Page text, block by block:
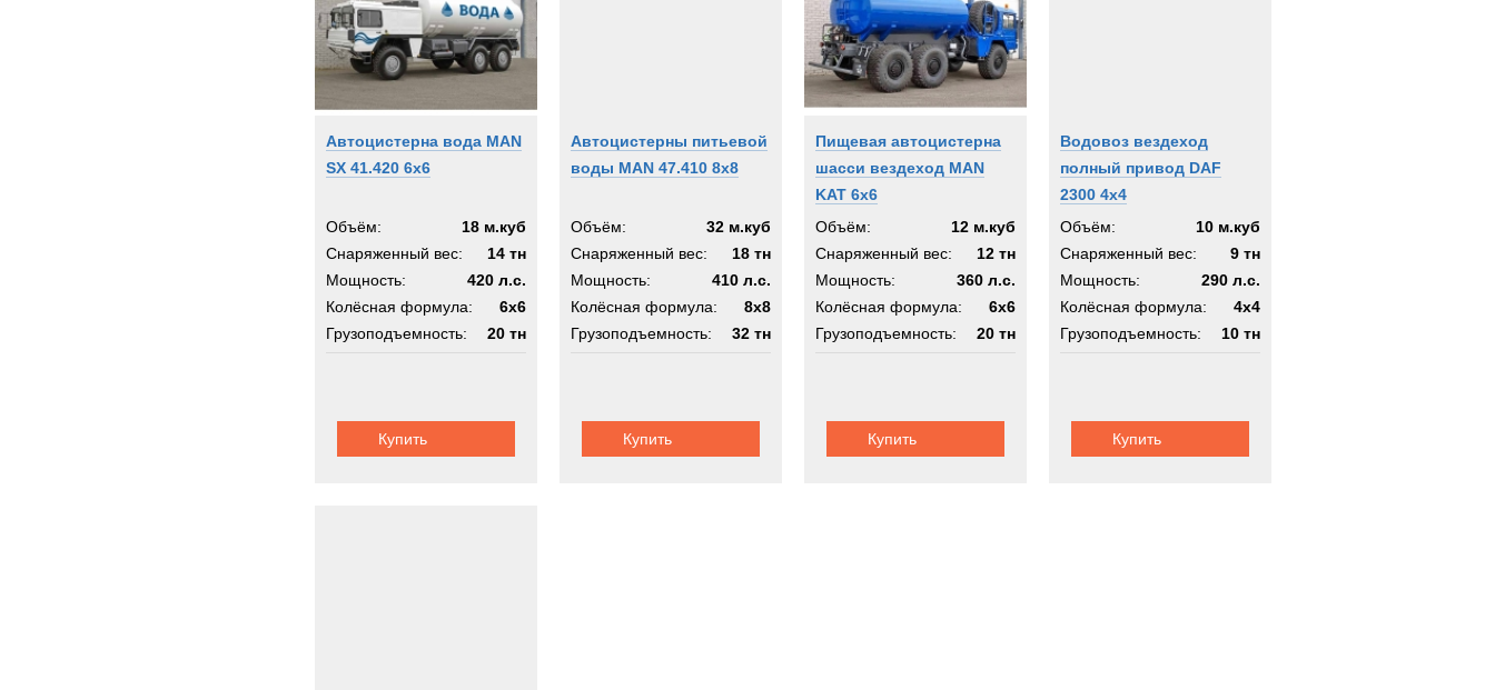
Автоцистерна вода MAN
SX 41.420 6x6
Объём:
18 м.куб
Снаряженный вес:
14 тн
Мощность:
420 л.с.
Колёсная формула:
6x6
Грузоподъемность:
20 тн
Купить
Автоцистерны питьевой
воды MAN 47.410 8x8
Объём:
32 м.куб
Снаряженный вес:
18 тн
Мощность:
410 л.с.
Колёсная формула:
8x8
Грузоподъемность:
32 тн
Купить
Пищевая автоцистерна
шасси вездеход MAN
KAT 6x6
Объём:
12 м.куб
Снаряженный вес:
12 тн
Мощность:
360 л.с.
Колёсная формула:
6x6
Грузоподъемность:
20 тн
Купить
Водовоз вездеход
полный привод DAF
2300 4x4
Объём:
10 м.куб
Снаряженный вес:
9 тн
Мощность:
290 л.с.
Колёсная формула:
4x4
Грузоподъемность:
10 тн
Купить